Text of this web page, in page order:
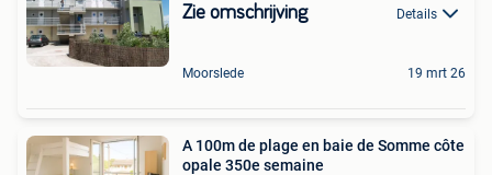
Zie omschrijving Details
Moorslede 19 mrt 26
A 100m de plage en baie de Somme côte
opale 350e semaine